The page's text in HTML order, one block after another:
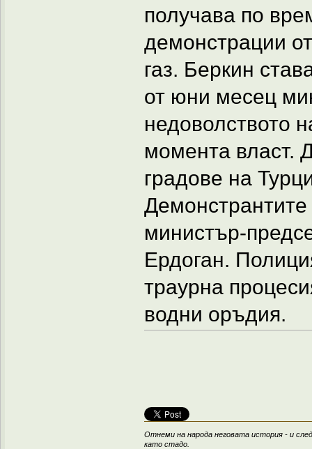
получава по
демонстрации
газ. Беркин
от юни месец
недоволството
момента власт.
градове на
Демонстрантите
министър-
Ердоган.
траурна
водни оръдия.
Отнеми на народа неговата история - и
като стадо.